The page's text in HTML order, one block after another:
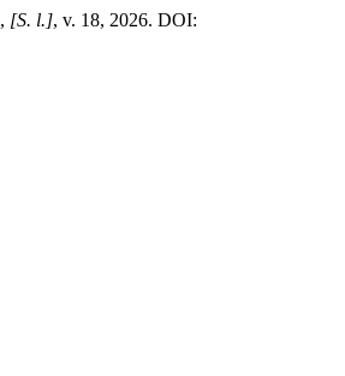
, [S. l.], v. 18, 2026. DOI: